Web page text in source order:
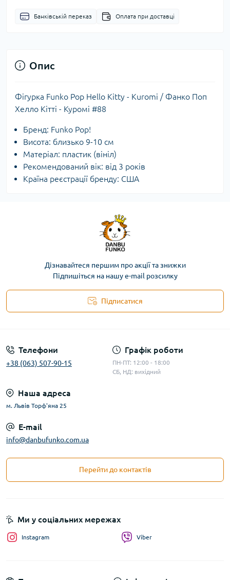
Банківській переказ Оплата при доставці
Опис
Фігурка Funko Pop Hello Kitty - Kuromi / Фанко Поп
Хелло Кітті - Куромі #88
Бренд: Funko Pop!
Висота: близько 9-10 см
Матеріал: пластик (вініл)
Рекомендований вік: від 3 років
Країна реєстрації бренду: США
Дізнавайтеся першим про акції та знижки
Підпишіться на нашу e-mail розсилку
Підписатися
Телефони
+38 (063) 507-90-15
Графік роботи
ПН-ПТ: 12:00 - 18:00
СБ, НД: вихідний
Наша адреса
м. Львів Торф'яна 25
E-mail
info@danbufunko.com.ua
Перейти до контактів
Ми у соціальних мережах
Instagram Viber